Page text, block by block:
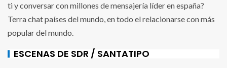
ti y conversar con millones de mensajería líder en españa?
Terra chat países del mundo, en todo el relacionarse con más
popular del mundo.
ESCENAS DE SDR / SANTATIPO